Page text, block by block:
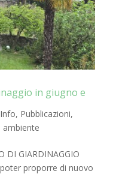
in giugno e
Info, Pubblicazioni,
ambiente
DI GIARDINAGGIO
proporre di nuovo